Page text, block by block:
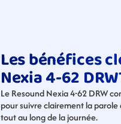
Les bénéfices
Nexia 4-62
Le Resound Nexia 4-62 DRW
pour suivre clairement la
tout au long de la journée.